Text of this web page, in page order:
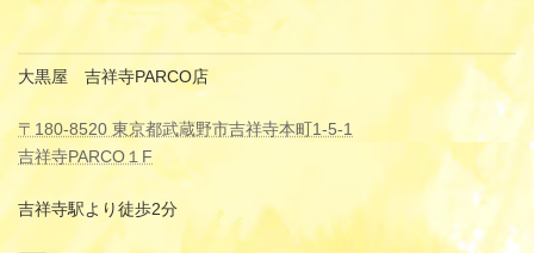
大黒屋 吉祥寺PARCO店
〒180-8520 東京都武蔵野市吉祥寺本町1-5-1
吉祥寺PARCO１F
吉祥寺駅より徒歩2分